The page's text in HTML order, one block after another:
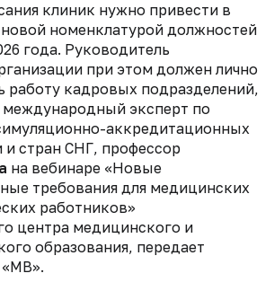
клиник нужно привести в
номенклатурой должностей
года. Руководитель
при этом должен лично
работу кадровых подразделений,
эксперт по
аккредитационных
и стран СНГ, профессор
на вебинаре «Новые
требования для медицинских
работников»
центра медицинского и
образования, передает